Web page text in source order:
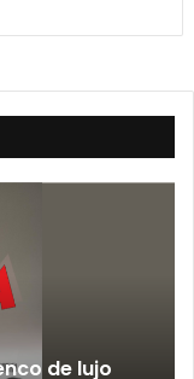
de lujo